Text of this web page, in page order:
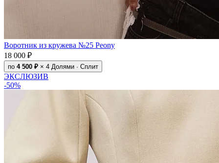
Воротник из кружева №25 Peony
18 000 ₽
по 4 500 ₽ × 4 Долями · Сплит
ЭКСЛЮЗИВ
-50%